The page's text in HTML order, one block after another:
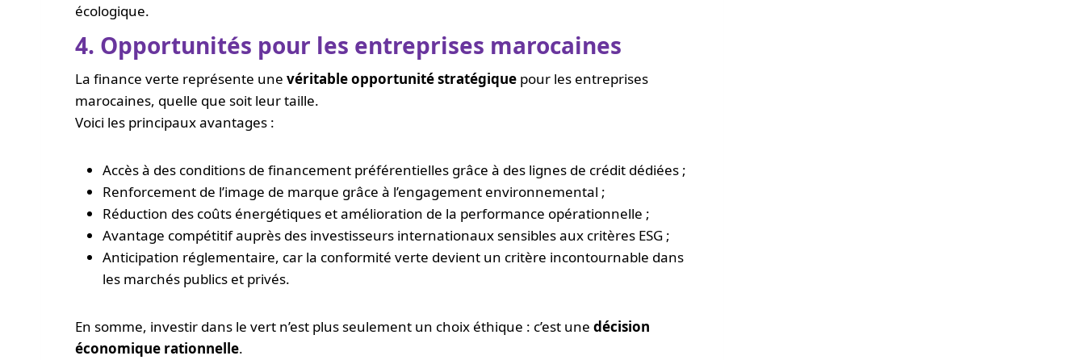
écologique.
4. Opportunités pour les entreprises marocaines
La finance verte représente une véritable opportunité stratégique pour les entreprises
marocaines, quelle que soit leur taille.
Voici les principaux avantages :
Accès à des conditions de financement préférentielles grâce à des lignes de crédit dédiées ;
Renforcement de l’image de marque grâce à l’engagement environnemental ;
Réduction des coûts énergétiques et amélioration de la performance opérationnelle ;
Avantage compétitif auprès des investisseurs internationaux sensibles aux critères ESG ;
Anticipation réglementaire, car la conformité verte devient un critère incontournable dans
les marchés publics et privés.
En somme, investir dans le vert n’est plus seulement un choix éthique : c’est une décision
économique rationnelle.